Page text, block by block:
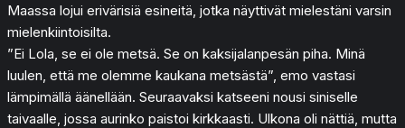
Maassa lojui erivärisiä esineitä, jotka näyttivät mielestäni varsin
mielenkiintoisilta.
”Ei Lola, se ei ole metsä. Se on kaksijalanpesän piha. Minä
luulen, että me olemme kaukana metsästä”, emo vastasi
lämpimällä äänellään. Seuraavaksi katseeni nousi siniselle
taivaalle, jossa aurinko paistoi kirkkaasti. Ulkona oli nättiä, mutta